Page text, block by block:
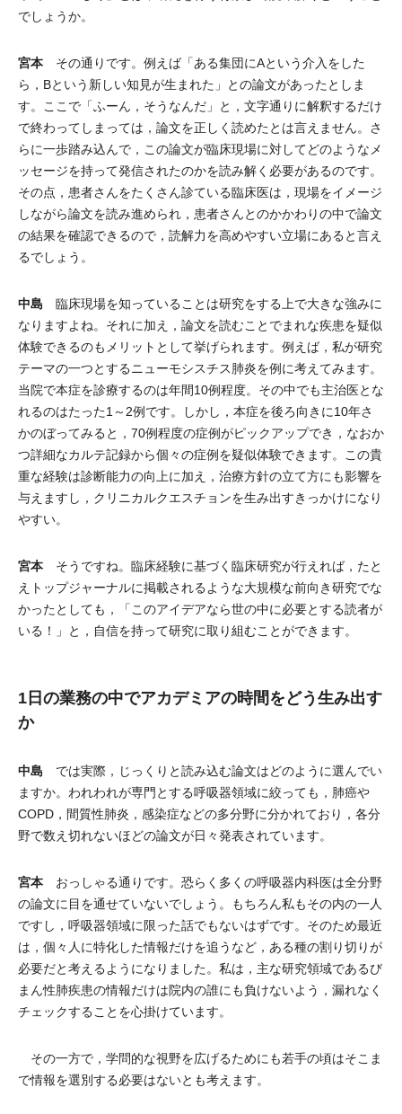
でしょうか。
宮本 その通りです。例えば「ある集団にAという介入をした
ら，Bという新しい知見が生まれた」との論文があったとしま
す。ここで「ふーん，そうなんだ」と，文字通りに解釈するだけ
で終わってしまっては，論文を正しく読めたとは言えません。さ
らに一歩踏み込んで，この論文が臨床現場に対してどのようなメ
ッセージを持って発信されたのかを読み解く必要があるのです。
その点，患者さんをたくさん診ている臨床医は，現場をイメージ
しながら論文を読み進められ，患者さんとのかかわりの中で論文
の結果を確認できるので，読解力を高めやすい立場にあると言え
るでしょう。
中島 臨床現場を知っていることは研究をする上で大きな強みに
なりますよね。それに加え，論文を読むことでまれな疾患を疑似
体験できるのもメリットとして挙げられます。例えば，私が研究
テーマの一つとするニューモシスチス肺炎を例に考えてみます。
当院で本症を診療するのは年間10例程度。その中でも主治医とな
れるのはたった1～2例です。しかし，本症を後ろ向きに10年さ
かのぼってみると，70例程度の症例がピックアップでき，なおか
つ詳細なカルテ記録から個々の症例を疑似体験できます。この貴
重な経験は診断能力の向上に加え，治療方針の立て方にも影響を
与えますし，クリニカルクエスチョンを生み出すきっかけになり
やすい。
宮本 そうですね。臨床経験に基づく臨床研究が行えれば，たと
えトップジャーナルに掲載されるような大規模な前向き研究でな
かったとしても，「このアイデアなら世の中に必要とする読者が
いる！」と，自信を持って研究に取り組むことができます。
1日の業務の中でアカデミアの時間をどう生み出す
か
中島 では実際，じっくりと読み込む論文はどのように選んでい
ますか。われわれが専門とする呼吸器領域に絞っても，肺癌や
COPD，間質性肺炎，感染症などの多分野に分かれており，各分
野で数え切れないほどの論文が日々発表されています。
宮本 おっしゃる通りです。恐らく多くの呼吸器内科医は全分野
の論文に目を通せていないでしょう。もちろん私もその内の一人
ですし，呼吸器領域に限った話でもないはずです。そのため最近
は，個々人に特化した情報だけを追うなど，ある種の割り切りが
必要だと考えるようになりました。私は，主な研究領域であるび
まん性肺疾患の情報だけは院内の誰にも負けないよう，漏れなく
チェックすることを心掛けています。
その一方で，学問的な視野を広げるためにも若手の頃はそこま
で情報を選別する必要はないとも考えます。